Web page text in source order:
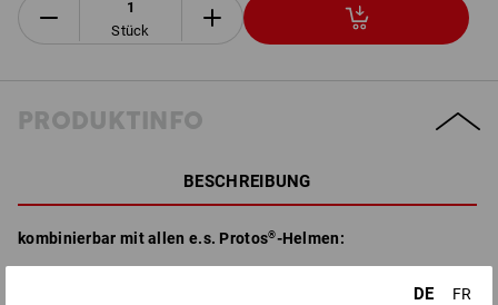
Stück
PRODUKTINFO
BESCHREIBUNG
kombinierbar mit allen e.s. Protos®-Helmen:
DE
FR